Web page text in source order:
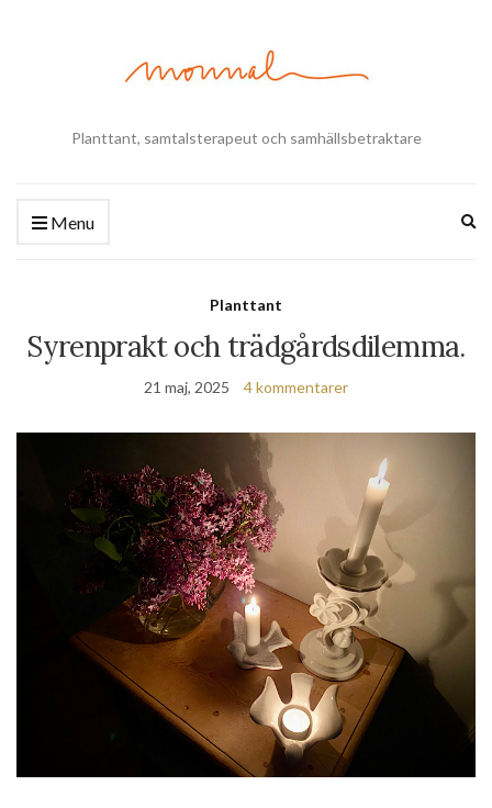
Planttant, samtalsterapeut och samhällsbetraktare
Menu
Planttant
Syrenprakt och trädgårdsdilemma.
21 maj, 2025 4 kommentarer